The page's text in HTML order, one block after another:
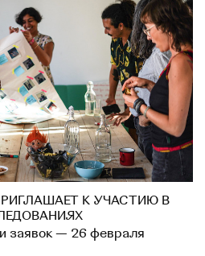
К УЧАСТИЮ В
заявок — 26 февраля